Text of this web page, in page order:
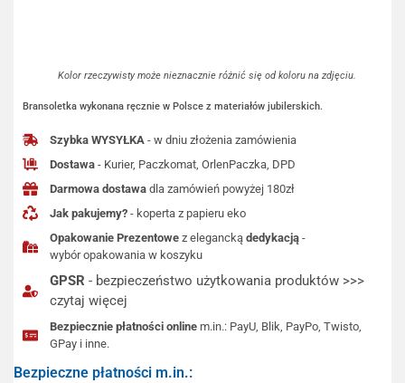
Kolor rzeczywisty może nieznacznie różnić się od koloru na zdjęciu.
Bransoletka wykonana ręcznie w Polsce z materiałów jubilerskich.
Szybka WYSYŁKA - w dniu złożenia zamówienia
Dostawa - Kurier, Paczkomat, OrlenPaczka, DPD
Darmowa dostawa dla zamówień powyżej 180zł
Jak pakujemy? - koperta z papieru eko
Opakowanie Prezentowe z eleganckądedykacją -
wybór opakowania w koszyku
GPSR - bezpieczeństwo użytkowania produktów >>>
czytaj więcej
Bezpiecznie płatności online m.in.: PayU, Blik, PayPo, Twisto,
GPay i inne.
Bezpieczne płatności m.in.: